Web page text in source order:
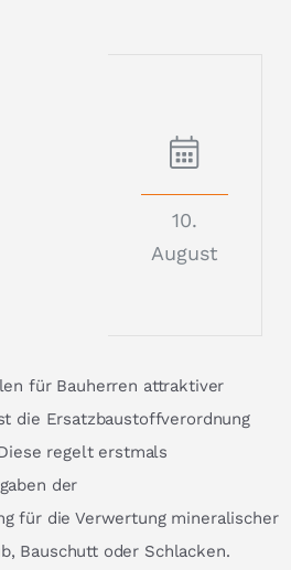
10.
August
für Bauherren attraktiver
die Ersatzbaustoffverordnung
regelt erstmals
der
für die Verwertung mineralischer
Bauschutt oder Schlacken.